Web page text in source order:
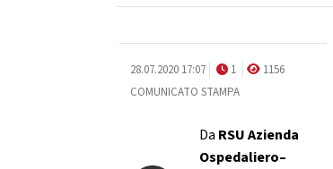
28.07.2020 17:07 1
1156
COMUNICATO STAMPA
Da RSU Azienda
Ospedaliero–